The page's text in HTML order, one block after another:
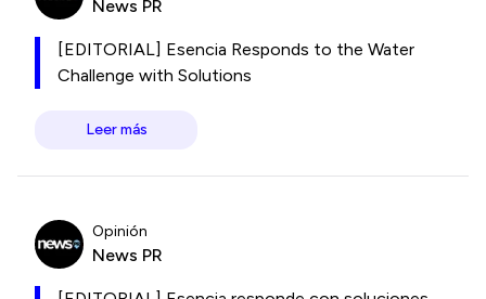
News PR
[EDITORIAL] Esencia Responds to the Water
Challenge with Solutions
Leer más
Opinión
News PR